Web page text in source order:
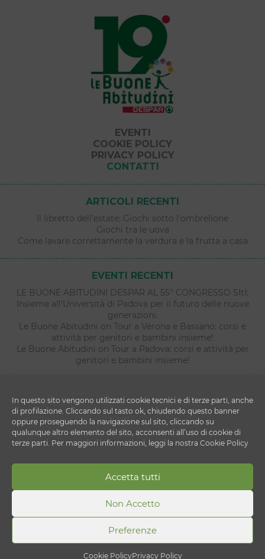
In questo sito vengono utilizzati cookie tecnici e di terze parti, anche
di profilazione. Cliccando sul tasto ok, chiudendo questo banner
oppure proseguendo la navigazione sul sito, cliccando su
qualunque altro elemento del sito, acconsenti all’uso di cookie di
terze parti. Per maggiori informazioni, leggi la nostra Cookie Policy
Accetta tutti
Non Accetto
Preferenze
Cookie PolicyPrivacy Policy
EVENTI
COOKIE POLICY
PRIVACY POLICY
CONTATTI
ARTICOLI RECENTI
Il libretto dell’estate: Giochi sotto l’ombrellone
Giochi tra le uova
Come lavare correttamente la verdura e la frutta a casa
EVENTI RECENTI
LE BUONE ABITUDINI DESPAR AL 55° CONGRESSO SItI:
Insieme all’Università di Padova per il futuro delle nuove
generazioni.
Le Buone Abitudini on Tour a Verona e Bassano: corsi e
attività per genitori e bambini insieme!
Le Buone Abitudini on Tour a Padova: corsi e attività per
genitori e bambini insieme!
DESPAR ITALIA S.c. a r.l.
Via Ettore Cristoni 82 - 40033 - Casalecchio di Reno
(BO)
P.IVA 00820910156